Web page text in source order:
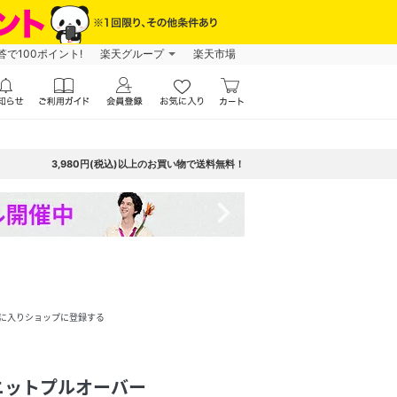
で100ポイント! 楽天グループ 楽天市場
3,980円(税込)以上のお買い物で送料無料！
入りショップに登録する
トプルオーバー